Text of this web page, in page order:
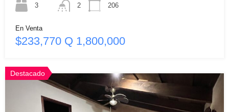
3
2
206
En Venta
$233,770 Q 1,800,000
Destacado